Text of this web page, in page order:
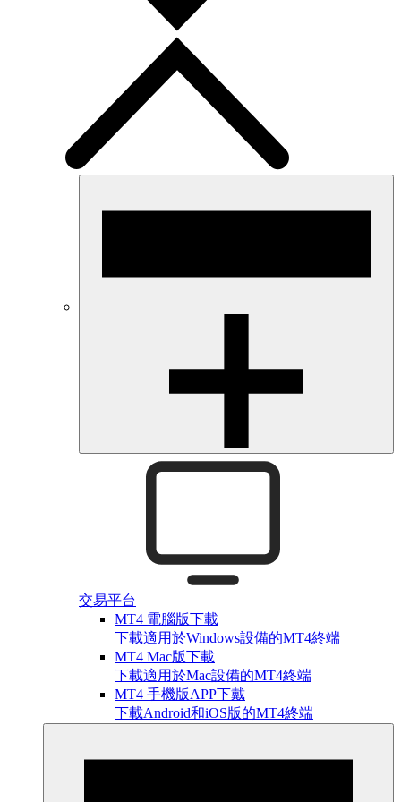
交易平台
MT4 電腦版下載
下載適用於Windows設備的MT4終端
MT4 Mac版下載
下載適用於Mac設備的MT4終端
MT4 手機版APP下戴
下載Android和iOS版的MT4終端